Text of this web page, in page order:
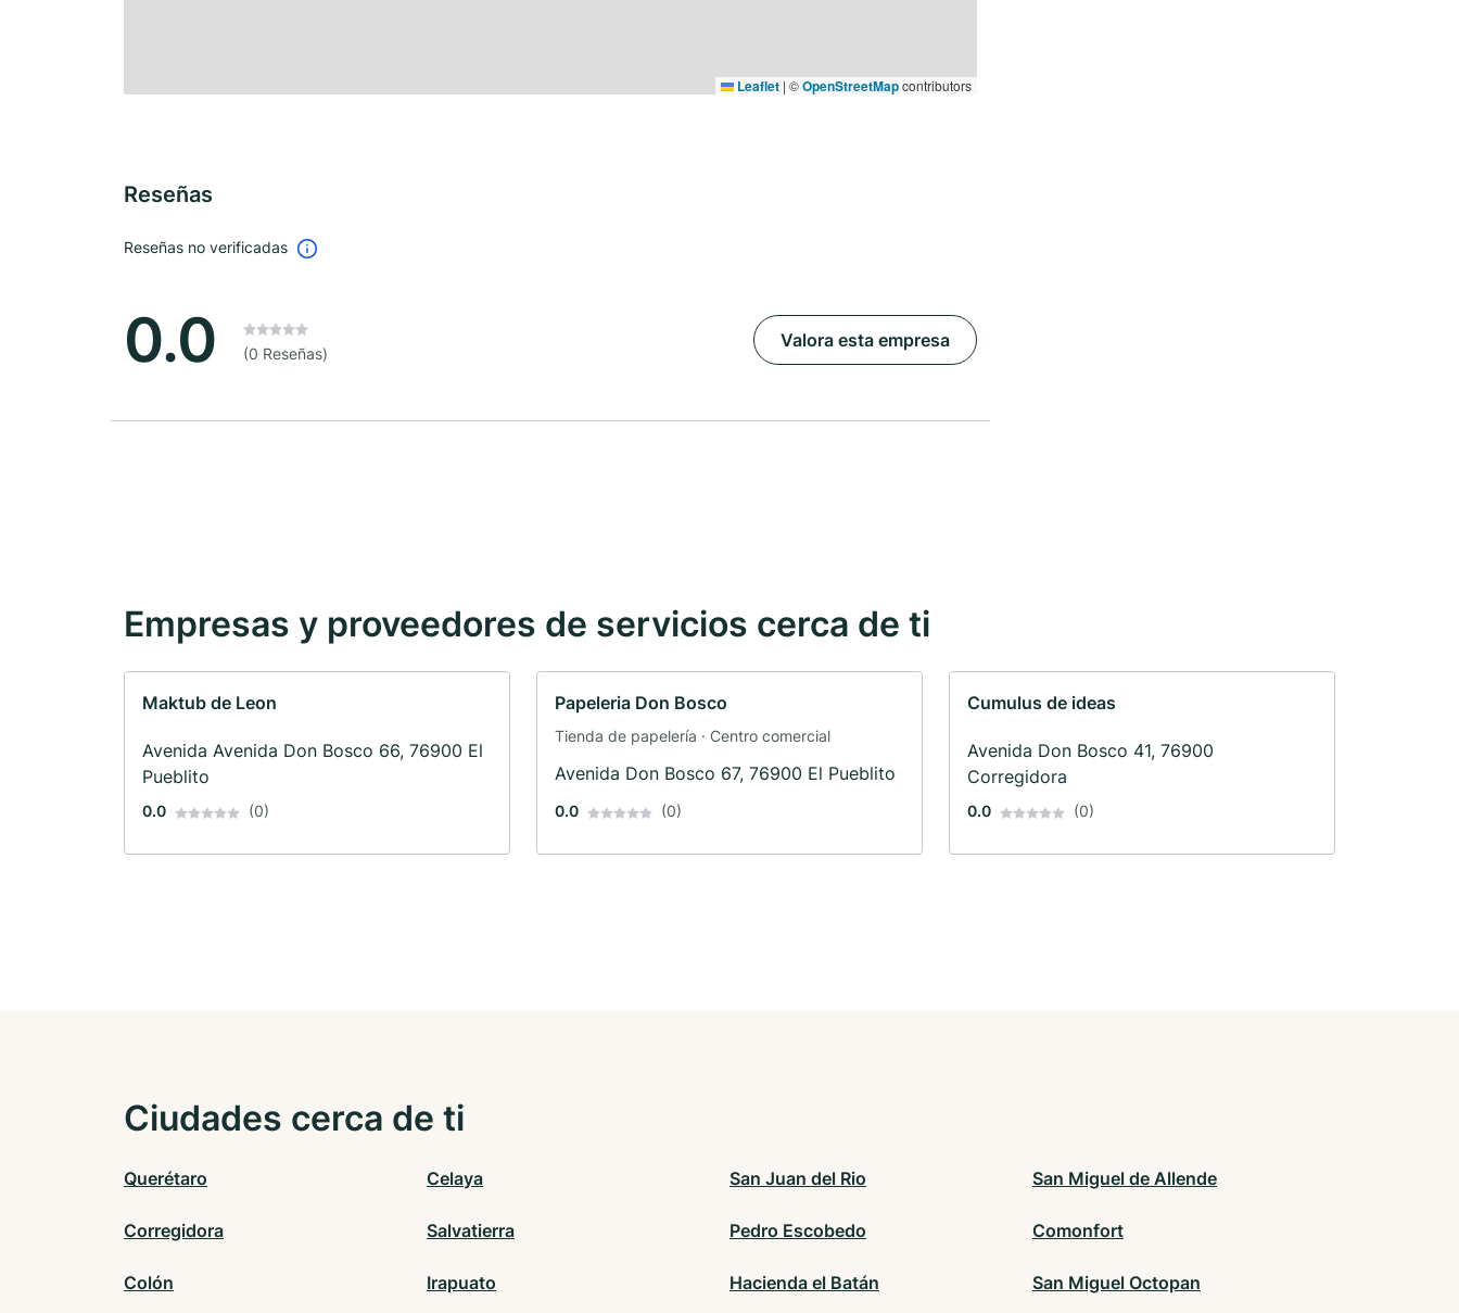
Leaflet | ©OpenStreetMapcontributors
Reseñas
Reseñas no verificadas
0.0 (0 Reseñas)
Valora esta empresa
Empresas y proveedores de servicios cerca de ti
Maktub de Leon
Avenida Avenida Don Bosco 66, 76900 El
Pueblito
0.0 (0)
Papeleria Don Bosco
Tienda de papelería · Centro comercial
Avenida Don Bosco 67, 76900 El Pueblito
0.0 (0)
Cumulus de ideas
Avenida Don Bosco 41, 76900
Corregidora
0.0 (0)
Ciudades cerca de ti
Querétaro Celaya San Juan del Rio San Miguel de Allende
Corregidora Salvatierra Pedro Escobedo Comonfort
Colón Irapuato Hacienda el Batán San Miguel Octopan